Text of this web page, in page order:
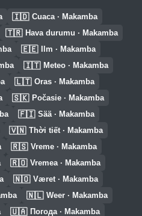
🇮🇩 Cuaca · Makamba
🇹🇷 Hava durumu · Makamba
🇪🇪 Ilm · Makamba
🇮🇹 Meteo · Makamba
🇱🇹 Oras · Makamba
🇸🇰 Počasie · Makamba
🇫🇮 Sää · Makamba
🇻🇳 Thời tiết · Makamba
🇷🇸 Vreme · Makamba
🇷🇴 Vremea · Makamba
🇳🇴 Været · Makamba
🇳🇱 Weer · Makamba
🇺🇦 Погода · Makamba